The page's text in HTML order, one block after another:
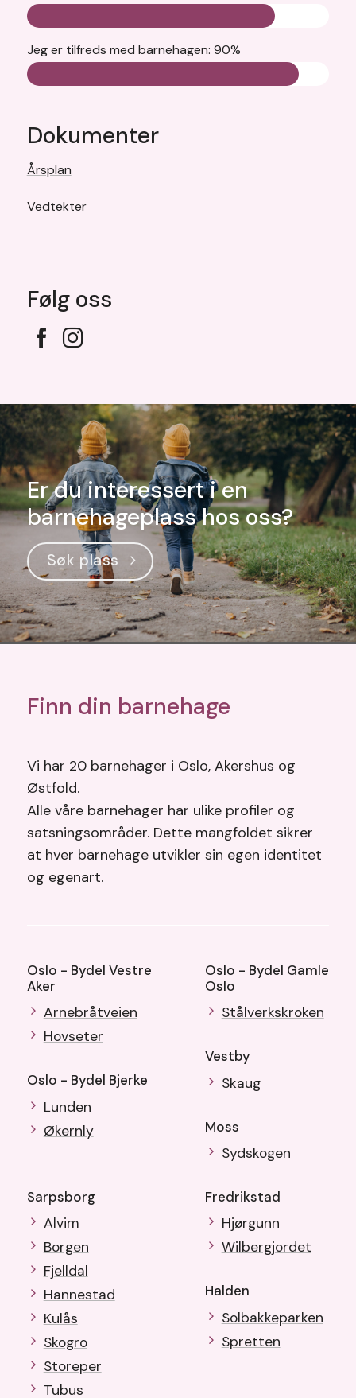
Dokumenter
Årsplan
Vedtekter
Følg oss
Jeg er tilfreds med barnehagen: 90%
Er du interessert i en
barnehageplass hos oss?
Søk plass
Finn din barnehage
Vi har 20 barnehager i Oslo, Akershus og
Østfold.
Alle våre barnehager har ulike profiler og
satsningsområder. Dette mangfoldet sikrer
at hver barnehage utvikler sin egen identitet
og egenart.
Oslo - Bydel Vestre
Aker
Arnebråtveien
Hovseter
Oslo - Bydel Bjerke
Lunden
Økernly
Oslo - Bydel Gamle
Oslo
Stålverkskroken
Vestby
Skaug
Moss
Sydskogen
Sarpsborg
Alvim
Borgen
Fjelldal
Hannestad
Kulås
Skogro
Storeper
Tubus
Fredrikstad
Hjørgunn
Wilbergjordet
Halden
Solbakkeparken
Spretten